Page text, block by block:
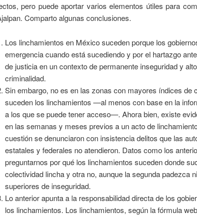
pero puede aportar varios elementos útiles para
Comparto algunas conclusiones.
Los linchamientos en México suceden porque los
emergencia cuando está sucediendo y por el hartazgo
de justicia en un contexto de permanente inseguridad y
criminalidad.
Sin embargo, no es en las zonas con mayores índices de
suceden los linchamientos —al menos con base en la
a los que se puede tener acceso—. Ahora bien, existe
en las semanas y meses previos a un acto de
cuestión se denunciaron con insistencia delitos que las
estatales y federales no atendieron. Datos como los
preguntarnos por qué los linchamientos suceden donde
colectividad lincha y otra no, aunque la segunda padezca
superiores de inseguridad.
Lo anterior apunta a la responsabilidad directa de los
los linchamientos. Los linchamientos, según la fórmula